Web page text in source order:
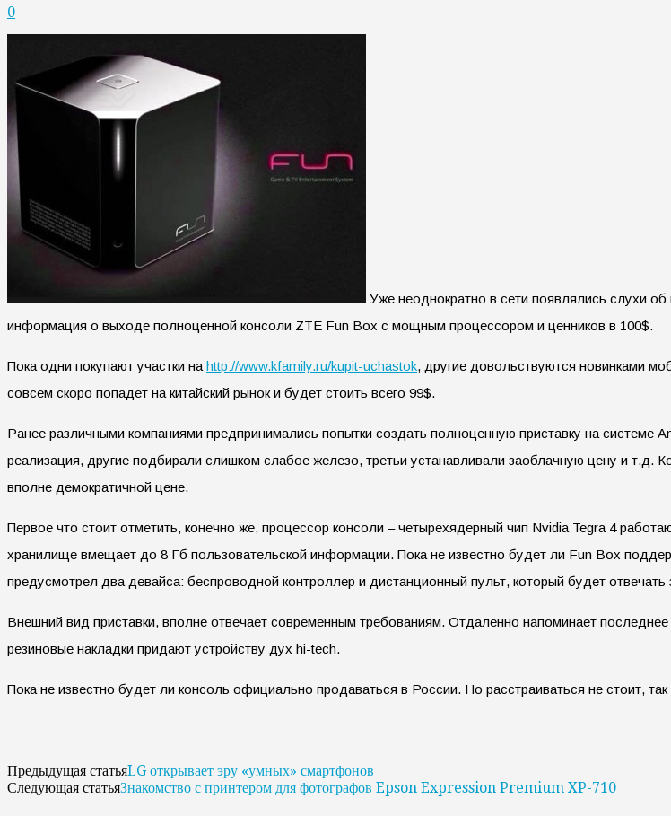
0
Уже неоднократно в сети появлялись слухи
информация о выходе полноценной консоли ZTE Fun Box с мощным процессором и ценников в 100$.
Пока одни покупают участки на http://www.kfamily.ru/kupit-uchastok, другие довольствуются новинками
совсем скоро попадет на китайский рынок и будет стоить всего 99$.
Ранее различными компаниями предпринимались попытки создать полноценную приставку на
реализация, другие подбирали слишком слабое железо, третьи устанавливали заоблачную цену и
вполне демократичной цене.
Первое что стоит отметить, конечно же, процессор консоли – четырехядерный чип Nvidia Tegra 4
хранилище вмещает до 8 Гб пользовательской информации. Пока не известно будет ли Fun Box
предусмотрел два девайса: беспроводной контроллер и дистанционный пульт, который будет
Внешний вид приставки, вполне отвечает современным требованиям. Отдаленно напоминает
резиновые накладки придают устройству дух hi-tech.
Пока не известно будет ли консоль официально продаваться в России. Но расстраиваться не стоит, так
Предыдущая статьяLG открывает эру «умных» смартфонов
Следующая статьяЗнакомство с принтером для фотографов Epson Expression Premium XP-710